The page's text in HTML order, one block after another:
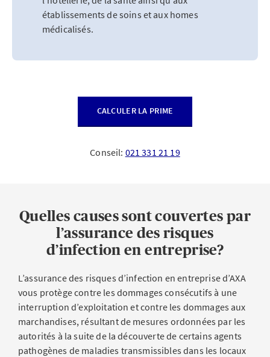
établissements de soins et aux homes
médicalisés.
CALCULER LA PRIME
Conseil: 021 331 21 19
Quelles causes sont couvertes par
l’assurance des risques
d’infection en entreprise?
L’assurance des risques d’infection en entreprise d’AXA
vous protège contre les dommages consécutifs à une
interruption d’exploitation et contre les dommages aux
marchandises, résultant de mesures ordonnées par les
autorités à la suite de la découverte de certains agents
pathogènes de maladies transmissibles dans les locaux